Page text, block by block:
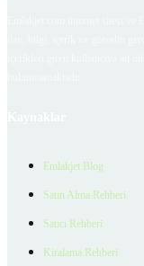
Emlakjet Blog
Satın Alma Rehberi
Satıcı Rehberi
Kiralama Rehberi